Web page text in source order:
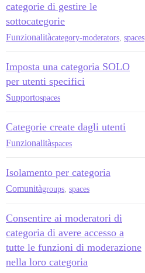
categorie di gestire le
sottocategorie
Funzionalitàcategory-moderators spaces
Imposta una categoria SOLO
per utenti specifici
Supportospaces
Categorie create dagli utenti
Funzionalitàspaces
Isolamento per categoria
Comunitàgroups spaces
Consentire ai moderatori di
categoria di avere accesso a
tutte le funzioni di moderazione
nella loro categoria